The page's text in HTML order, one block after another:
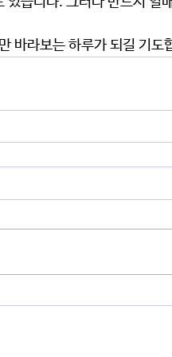
바라보는 하루가 되길 기도